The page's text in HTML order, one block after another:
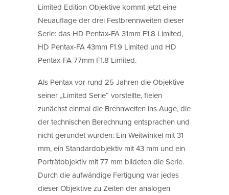
Limited Edition Objektive kommt jetzt eine
Neuauflage der drei Festbrennweiten dieser
Serie: das HD Pentax-FA 31mm F1.8 Limited,
HD Pentax-FA 43mm F1.9 Limited und HD
Pentax-FA 77mm F1.8 Limited.
Als Pentax vor rund 25 Jahren die Objektive
seiner „Limited Serie“ vorstellte, fielen
zunächst einmal die Brennweiten ins Auge, die
der technischen Berechnung entsprachen und
nicht gerundet wurden: Ein Weitwinkel mit 31
mm, ein Standardobjektiv mit 43 mm und ein
Porträtobjektiv mit 77 mm bildeten die Serie.
Durch die aufwändige Fertigung war jedes
dieser Objektive zu Zeiten der analogen